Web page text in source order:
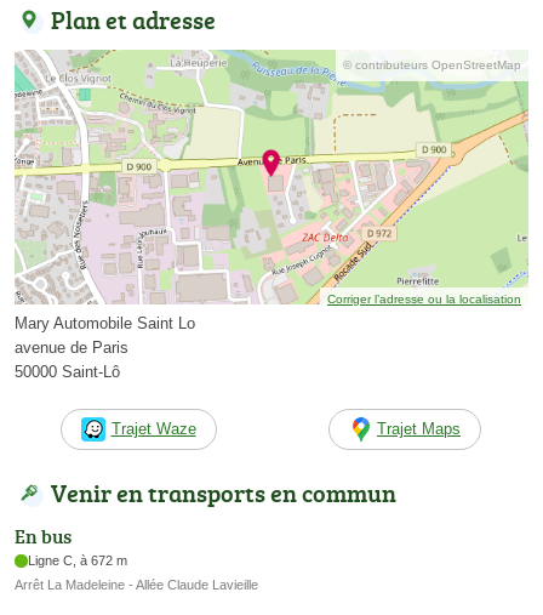
Plan et adresse
© contributeurs OpenStreetMap
Corriger l’adresse ou la localisation
Mary Automobile Saint Lo
avenue de Paris
50000 Saint-Lô
Trajet Waze Trajet Maps
Venir en transports en commun
En bus
Ligne C, à 672 m
Arrêt La Madeleine - Allée Claude Lavieille